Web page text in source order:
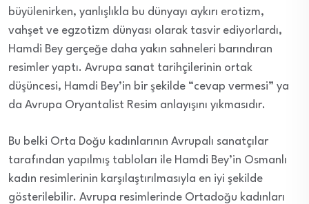
büyülenirken, yanlışlıkla bu dünyayı aykırı erotizm,
vahşet ve egzotizm dünyası olarak tasvir ediyorlardı,
Hamdi Bey gerçeğe daha yakın sahneleri barındıran
resimler yaptı. Avrupa sanat tarihçilerinin ortak
düşüncesi, Hamdi Bey’in bir şekilde “cevap vermesi” ya
da Avrupa Oryantalist Resim anlayışını yıkmasıdır.
Bu belki Orta Doğu kadınlarının Avrupalı sanatçılar
tarafından yapılmış tabloları ile Hamdi Bey’in Osmanlı
kadın resimlerinin karşılaştırılmasıyla en iyi şekilde
gösterilebilir. Avrupa resimlerinde Ortadoğu kadınları